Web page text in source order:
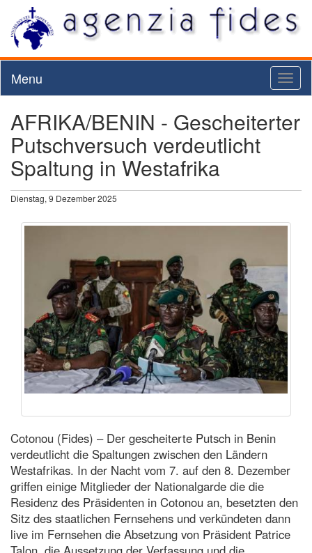
Menu
AFRIKA/BENIN - Gescheiterter
Putschversuch verdeutlicht
Spaltung in Westafrika
Dienstag, 9 Dezember 2025
Cotonou (Fides) – Der gescheiterte Putsch in Benin
verdeutlicht die Spaltungen zwischen den Ländern
Westafrikas. In der Nacht vom 7. auf den 8. Dezember
griffen einige Mitglieder der Nationalgarde die die
Residenz des Präsidenten in Cotonou an, besetzten den
Sitz des staatlichen Fernsehens und verkündeten dann
live im Fernsehen die Absetzung von Präsident Patrice